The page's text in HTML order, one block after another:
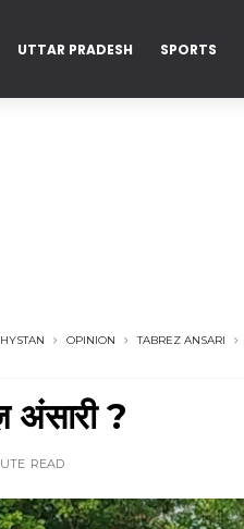
UTTAR PRADESH SPORTS
OPINION TABREZ ANSARI
अंसारी ?
READ